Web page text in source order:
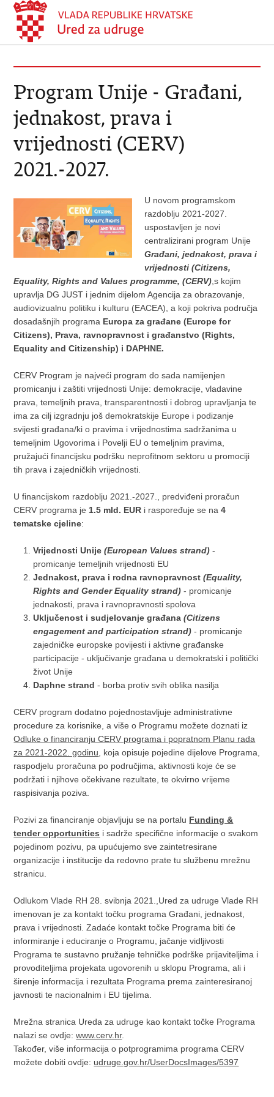
Program Unije - Građani,
jednakost, prava i
vrijednosti (CERV)
2021.-2027.
U novom programskom
razdoblju 2021-2027.
uspostavljen je novi
centralizirani program Unije
Građani, jednakost, prava i
vrijednosti (Citizens,
Equality, Rights and Values programme, (CERV) ,s kojim
upravlja DG JUST i jednim dijelom Agencija za obrazovanje,
audiovizualnu politiku i kulturu (EACEA), a koji pokriva područja
dosadašnjih programa Europa za građane (Europe for
Citizens), Prava, ravnopravnost i građanstvo (Rights,
Equality and Citizenship) i DAPHNE.
CERV Program je najveći program do sada namijenjen
promicanju i zaštiti vrijednosti Unije: demokracije, vladavine
prava, temeljnih prava, transparentnosti i dobrog upravljanja te
ima za cilj izgradnju još demokratskije Europe i podizanje
svijesti građana/ki o pravima i vrijednostima sadržanima u
temeljnim Ugovorima i Povelji EU o temeljnim pravima,
pružajući financijsku podršku neprofitnom sektoru u promociji
tih prava i zajedničkih vrijednosti.
U financijskom razdoblju 2021.-2027., predviđeni proračun
CERV programa je 1.5 mld. EUR i raspoređuje se na4
tematske cjeline:
Vrijednosti Unije(European Values strand)-
promicanje temeljnih vrijednosti EU
Jednakost, prava i rodna ravnopravnost(Equality,
Rights and Gender Equality strand) - promicanje
jednakosti, prava i ravnopravnosti spolova
Uključenost i sudjelovanje građana(Citizens
engagementand participationstrand) - promicanje
zajedničke europske povijesti i aktivne građanske
participacije - uključivanje građana u demokratski i politički
život Unije
Daphne strand- borba protiv svih oblika nasilja
CERV program dodatno pojednostavljuje administrativne
procedure za korisnike, a više o Programu možete doznati iz
Odluke o financiranju CERV programa i popratnom Planu rada
za 2021-2022. godinu , koja opisuje pojedine dijelove Programa,
raspodjelu proračuna po područjima, aktivnosti koje će se
podržati i njihove očekivane rezultate, te okvirno vrijeme
raspisivanja poziva.
Pozivi za financiranje objavljuju se na portalu Funding &
tender opportunities i sadrže specifične informacije o svakom
pojedinom pozivu, pa upućujemo sve zaintetresirane
organizacije i institucije da redovno prate tu službenu mrežnu
stranicu.
Odlukom Vlade RH 28. svibnja 2021.,Ured za udruge Vlade RH
imenovan je za kontakt točku programa Građani, jednakost,
prava i vrijednosti. Zadaće kontakt točke Programa biti će
informiranje i educiranje o Programu, jačanje vidljivosti
Programa te sustavno pružanje tehničke podrške prijaviteljima i
provoditeljima projekata ugovorenih u sklopu Programa, ali i
širenje informacija i rezultata Programa prema zainteresiranoj
javnosti te nacionalnim i EU tijelima.
Mrežna stranica Ureda za udruge kao kontakt točke Programa
nalazi se ovdje:www.cerv.hr.
Također, više informacija o potprogramima programa CERV
možete dobiti ovdje: udruge.gov.hr/UserDocsImages/5397